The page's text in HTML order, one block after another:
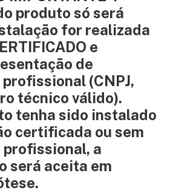
produto só será
for realizada
e
de
(CNPJ,
técnico válido).
tenha sido instalado
certificada ou sem
profissional, a
será aceita em